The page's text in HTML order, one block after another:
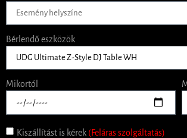
Bérlendő eszközök
Mikortól
Kiszállítást is kérek (Feláras szolgáltatás)